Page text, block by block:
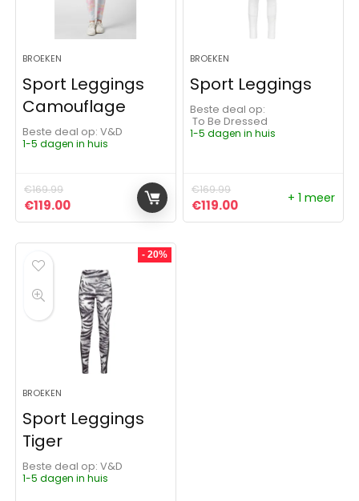
BROEKEN
Sport Leggings
Camouflage
Beste deal op:
V&D
1-5 dagen in huis
€169.99
Oorspronkelijke prijs was: €169.99.
€119.00Huidige prijs is: €119.00.
BROEKEN
Sport Leggings
Beste deal op:
To Be Dressed
1-5 dagen in huis
€169.99
Oorspronkelijke prijs was:
€119.00Huidige prijs is:
+ 1 meer
- 20%
BROEKEN
Sport Leggings
Tiger
Beste deal op:
V&D
1-5 dagen in huis